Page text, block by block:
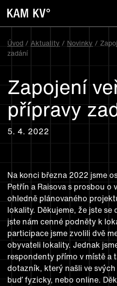
Úvod/ Aktuality / Novinky /
zadání
Zapojení
přípravy
5. 4. 2022
Na konci března 2022 jsme
Petřín a Raisova s prosbou
ohledně plánovaného
lokality. Děkujeme, že jste
jste nám cenné podněty k
participace jsme zvolili dvě
obyvateli lokality. Jednak
respondenty přímo v místě a
dotazník, který našli ve
buď fyzicky, nebo online.